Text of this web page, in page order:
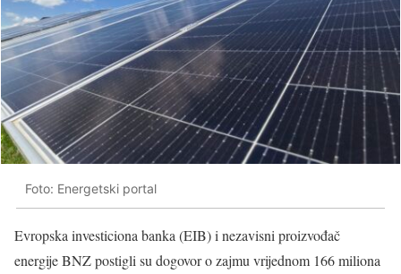
Foto: Energetski portal
Evropska investiciona banka (EIB) i nezavisni proizvođač
energije BNZ postigli su dogovor o zajmu vrijednom 166 miliona